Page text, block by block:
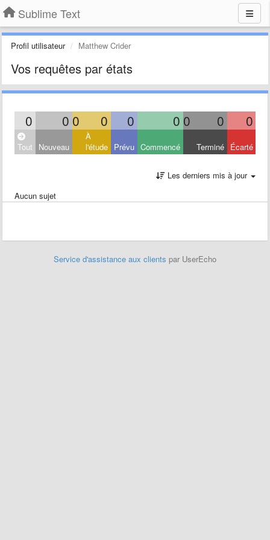
Sublime Text
Profil utilisateur Matthew Crider
Vos requêtes par états
0 0 0 0 0 0 0 0 0
Tout Nouveau
À
l'étude Prévu Commencé Terminé Écarté
Les derniers mis à jour
Aucun sujet
Service d'assistance aux clients par UserEcho